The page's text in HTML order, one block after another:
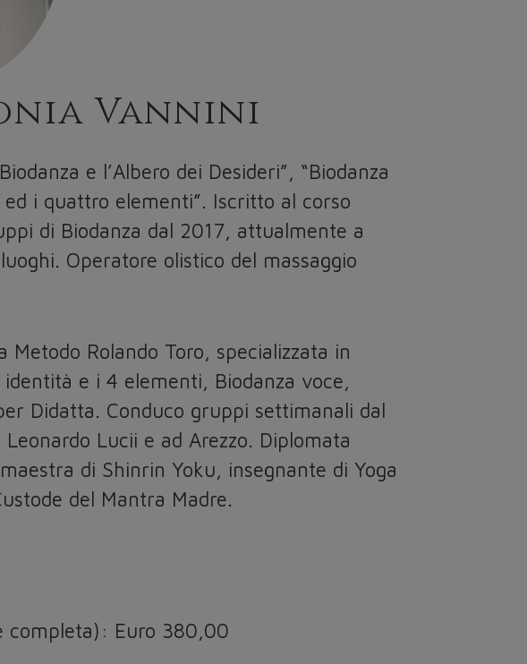
Vannini
e l’Albero dei Desideri”, “Biodanza
i quattro elementi”. Iscritto al corso
di Biodanza dal 2017, attualmente a
Operatore olistico del massaggio
Rolando Toro, specializzata in
e i 4 elementi, Biodanza voce,
Didatta. Conduco gruppi settimanali dal
Lucii e ad Arezzo. Diplomata
di Shinrin Yoku, insegnante di Yoga
del Mantra Madre.
completa): Euro 380,00